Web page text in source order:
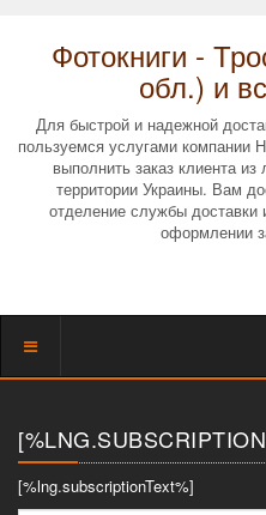
Фотокниги -
обл.) и
Для быстрой и надежной
пользуемся услугами компании
выполнить заказ клиента
территории Украины. Вам
отделение службы доставки
оформлении
Показать
[%lng.subscriptionText%]